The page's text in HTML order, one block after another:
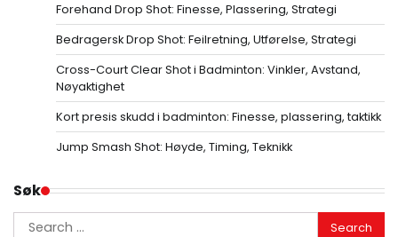
Forehand Drop Shot: Finesse, Plassering, Strategi
Bedragersk Drop Shot: Feilretning, Utførelse, Strategi
Cross-Court Clear Shot i Badminton: Vinkler, Avstand,
Nøyaktighet
Kort presis skudd i badminton: Finesse, plassering, taktikk
Jump Smash Shot: Høyde, Timing, Teknikk
Søk
Search